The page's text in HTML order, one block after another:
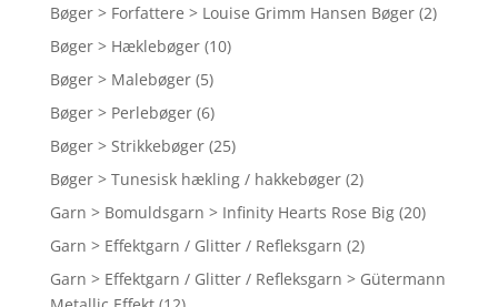
Bøger > Forfattere > Louise Grimm Hansen Bøger (2)
Bøger > Hæklebøger (10)
Bøger > Malebøger (5)
Bøger > Perlebøger (6)
Bøger > Strikkebøger (25)
Bøger > Tunesisk hækling / hakkebøger (2)
Garn > Bomuldsgarn > Infinity Hearts Rose Big (20)
Garn > Effektgarn / Glitter / Refleksgarn (2)
Garn > Effektgarn / Glitter / Refleksgarn > Gütermann